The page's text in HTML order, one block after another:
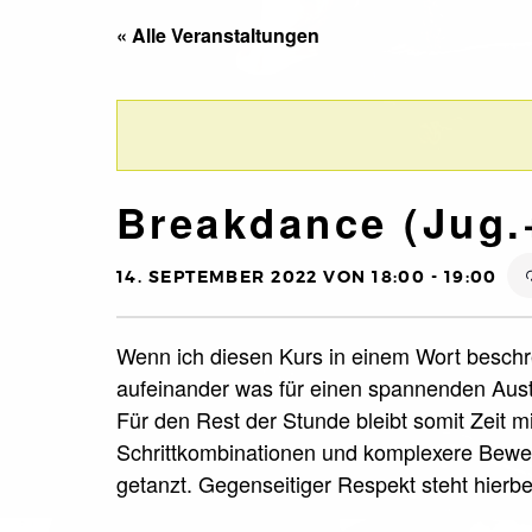
« Alle Veranstaltungen
Breakdance
14. SEPTEMBER 2022 VON 18:00 - 19:00
Wenn ich diesen Kurs in einem Wort
aufeinander was für einen spannenden
Für den Rest der Stunde bleibt somit Zeit
Schrittkombinationen und komplexere
getanzt. Gegenseitiger Respekt steht